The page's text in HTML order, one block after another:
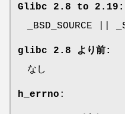
Glibc 2.8 to 2.19:
_BSD_SOURCE ||
glibc 2.8 より前:
なし
h_errno :